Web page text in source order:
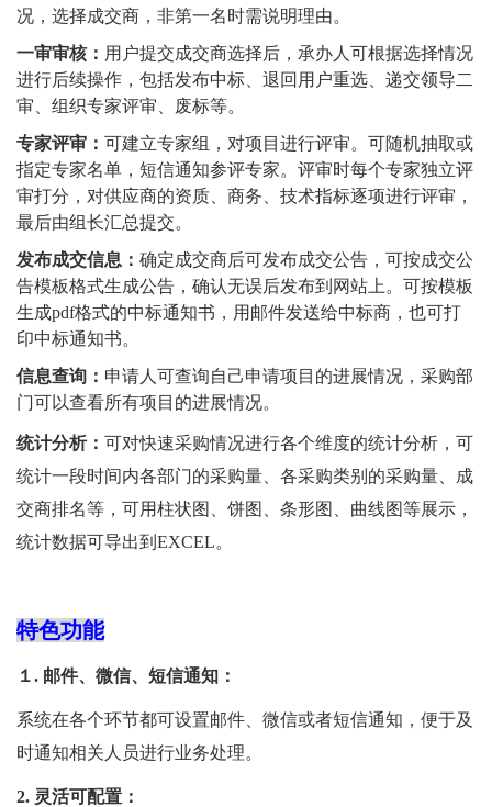
况，选择成交商，非第一名时需说明理由。
一审审核： 用户提交成交商选择后，承办人可根据选择情况
进行后续操作，包括发布中标、退回用户重选、递交领导二
审、组织专家评审、废标等。
专家评审： 可建立专家组，对项目进行评审。可随机抽取或
指定专家名单，短信通知参评专家。评审时每个专家独立评
审打分，对供应商的资质、商务、技术指标逐项进行评审，
最后由组长汇总提交。
发布成交信息： 确定成交商后可发布成交公告，可按成交公
告模板格式生成公告，确认无误后发布到网站上。可按模板
生成pdf格式的中标通知书，用邮件发送给中标商，也可打
印中标通知书。
信息查询： 申请人可查询自己申请项目的进展情况，采购部
门可以查看所有项目的进展情况。
统计分析： 可对快速采购情况进行各个维度的统计分析，可
统计一段时间内各部门的采购量、各采购类别的采购量、成
交商排名等，可用柱状图、饼图、条形图、曲线图等展示，
统计数据可导出到EXCEL。
特色功能
１. 邮件、微信、短信通知：
系统在各个环节都可设置邮件、微信或者短信通知，便于及
时通知相关人员进行业务处理。
2. 灵活可配置：